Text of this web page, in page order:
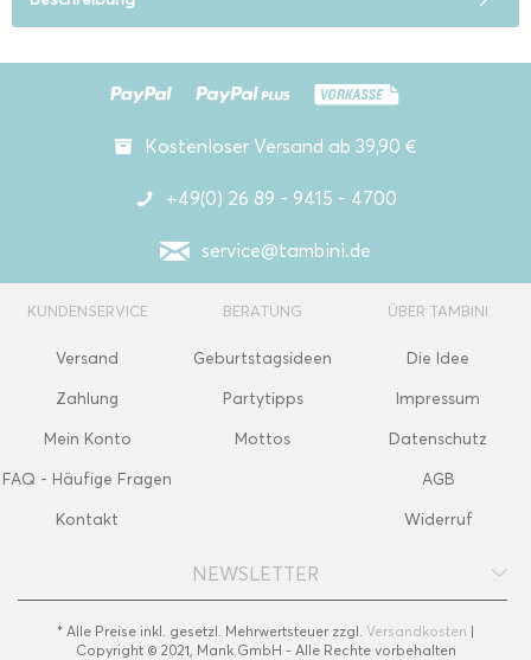
Kostenloser Versand ab 39,90 €
+49(0) 26 89 - 9415 - 4700
service@tambini.de
KUNDENSERVICE
Versand
Zahlung
Mein Konto
FAQ - Häufige Fragen
Kontakt
BERATUNG
Geburtstagsideen
Partytipps
Mottos
ÜBER TAMBINI
Die Idee
Impressum
Datenschutz
AGB
Widerruf
NEWSLETTER
* Alle Preise inkl. gesetzl. Mehrwertsteuer zzgl. Versandkosten |
Copyright © 2021, Mank GmbH - Alle Rechte vorbehalten